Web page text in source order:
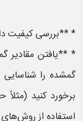
* **بررسی کیفیت
گمشده را شناسایی
برخورد کنید (مثلاً
استفاده از